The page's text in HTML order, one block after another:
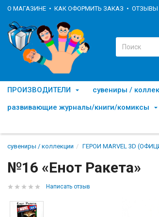
О МАГАЗИНЕ КАК ОФОРМИТЬ ЗАКАЗ ОТЗЫВЫ
ПРОИЗВОДИТЕЛИ сувениры /
развивающие журналы/книги/комиксы
сувениры / коллекции ГЕРОИ MARVEL 3D
№16 «Енот Ракета»
Написать отзыв